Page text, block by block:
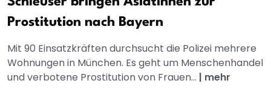
Prostitution nach Bayern
Mit 90 Einsatzkräften durchsucht die Polizei mehrere
Wohnungen in München. Es geht um Menschenhandel
und verbotene Prostitution von Frauen... | mehr